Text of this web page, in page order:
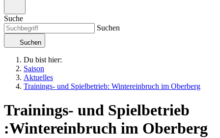
Suche
Suchen
Suchen
Du bist hier:
Saison
Aktuelles
Trainings- und Spielbetrieb: Wintereinbruch im Oberberg
Trainings- und Spielbetrieb
:Wintereinbruch im Oberberg